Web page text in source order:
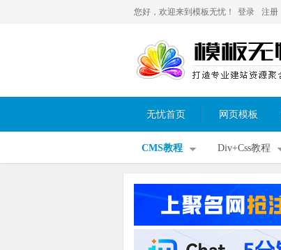
您好，欢迎来到模板无忧！ 登录 注册
无忧首页 网页模板
CMS教程 Div+Css教程